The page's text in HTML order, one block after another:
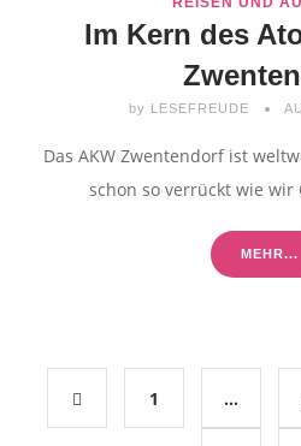
Im Kern des
by LESEFREUDE
Das AKW Zwentendorf ist
schon so verrückt wie
MEHR...
1 …